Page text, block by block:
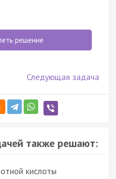
решение
Следующая задача
также решают:
кислоты